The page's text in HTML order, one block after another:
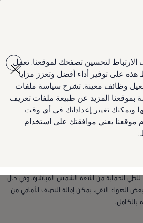
لتحسين تصفحك لموقعنا. تعمل
هذه على توفير أداء أفضل وتعزز مزايا
وظائف معينة. تشرح سياسة ملفات
بموقعنا المزيد عن طبيعة ملفات تعريف
ويمكنك تغيير إعداداتك في أي وقت.
موقعنا يعني موافقتك على استخدام
ﻣﺳﺗوﺣﺎة ﻣﻧك
استكشاف الميزات
احجز تجربة القيادة
القابلة للانزلاق والطي
لها
الكهربائية القابلة للانزلاق والطي كتجهيز اختياري
للطي الحماية من أشعة الشمس المباشرة. وفي حال
الهواء النقي، يمكن إمالة النصف الأمامي من